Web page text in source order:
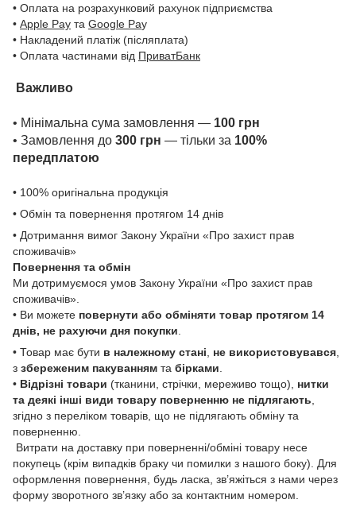
• Оплата на розрахунковий рахунок підприємства
• Apple Pay та Google Pay
• Накладений платіж (післяплата)
• Оплата частинами від ПриватБанк
Важливо
• Мінімальна сума замовлення — 100 грн
• Замовлення до 300 грн — тільки за 100%
передплатою
• 100% оригінальна продукція
• Обмін та повернення протягом 14 днів
• Дотримання вимог Закону України «Про захист прав
споживачів»
Повернення та обмін
Ми дотримуємося умов Закону України «Про захист прав
споживачів».
• Ви можете повернути або обміняти товар протягом 14
днів, не рахуючи дня покупки
• Товар має бути в належному стані не використовувався
з збереженим пакуванням та бірками
• Відрізні товари (тканини, стрічки, мереживо тощо), нитки
та деякі інші види товару поверненню не підлягають
згідно з переліком товарів, що не підлягають обміну та
поверненню.
Витрати на доставку при поверненні/обміні товару несе
покупець (крім випадків браку чи помилки з нашого боку). Для
оформлення повернення, будь ласка, зв’яжіться з нами через
форму зворотного зв’язку або за контактним номером.